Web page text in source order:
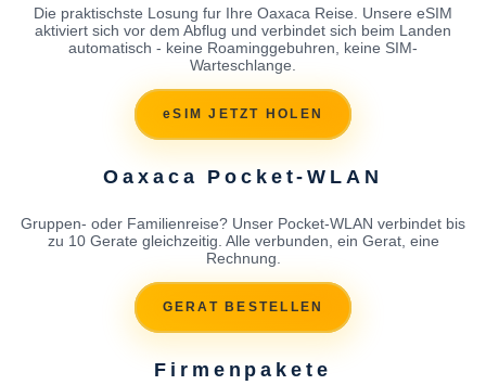
Die praktischste Losung fur Ihre Oaxaca Reise. Unsere eSIM
aktiviert sich vor dem Abflug und verbindet sich beim Landen
automatisch - keine Roaminggebuhren, keine SIM-
Warteschlange.
eSIM JETZT HOLEN
Oaxaca Pocket-WLAN
Gruppen- oder Familienreise? Unser Pocket-WLAN verbindet bis
zu 10 Gerate gleichzeitig. Alle verbunden, ein Gerat, eine
Rechnung.
GERAT BESTELLEN
Firmenpakete